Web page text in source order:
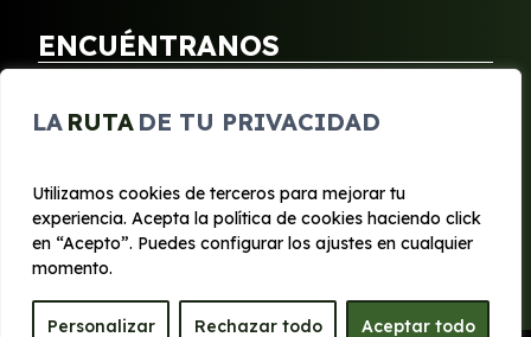
LA RUTA DE TU PRIVACIDAD
Utilizamos cookies de terceros para mejorar tu
experiencia. Acepta la política de cookies haciendo click
en “Acepto”. Puedes configurar los ajustes en cualquier
momento.
Personalizar Rechazar todo Aceptar todo
ENCUÉNTRANOS
Sangonera Verde
Santa Cruz
© 2020 - 2026 Segura Renting
Aviso legal y Privacidad